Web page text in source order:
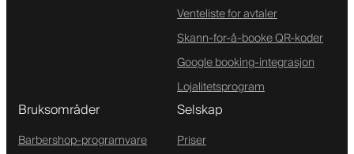
Venteliste for avtaler
Skann-for-å-booke QR-koder
Google booking-integrasjon
Lojalitetsprogram
Bruksområder
Barbershop-programvare
Selskap
Priser